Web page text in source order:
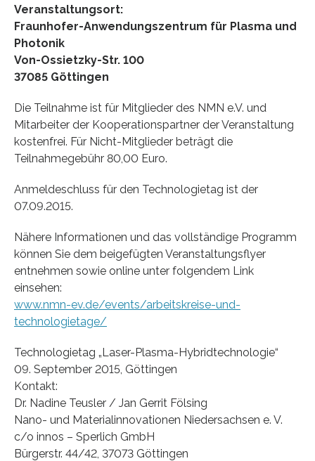
Veranstaltungsort:
Fraunhofer-Anwendungszentrum für Plasma und
Photonik
Von-Ossietzky-Str. 100
37085 Göttingen
Die Teilnahme ist für Mitglieder des NMN e.V. und
Mitarbeiter der Kooperationspartner der Veranstaltung
kostenfrei. Für Nicht-Mitglieder beträgt die
Teilnahmegebühr 80,00 Euro.
Anmeldeschluss für den Technologietag ist der
07.09.2015.
Nähere Informationen und das vollständige Programm
können Sie dem beigefügten Veranstaltungsflyer
entnehmen sowie online unter folgendem Link
einsehen:
www.nmn-ev.de/events/arbeitskreise-und-
technologietage/
Technologietag „Laser-Plasma-Hybridtechnologie“
09. September 2015, Göttingen
Kontakt:
Dr. Nadine Teusler / Jan Gerrit Fölsing
Nano- und Materialinnovationen Niedersachsen e. V.
c/o innos – Sperlich GmbH
Bürgerstr. 44/42, 37073 Göttingen